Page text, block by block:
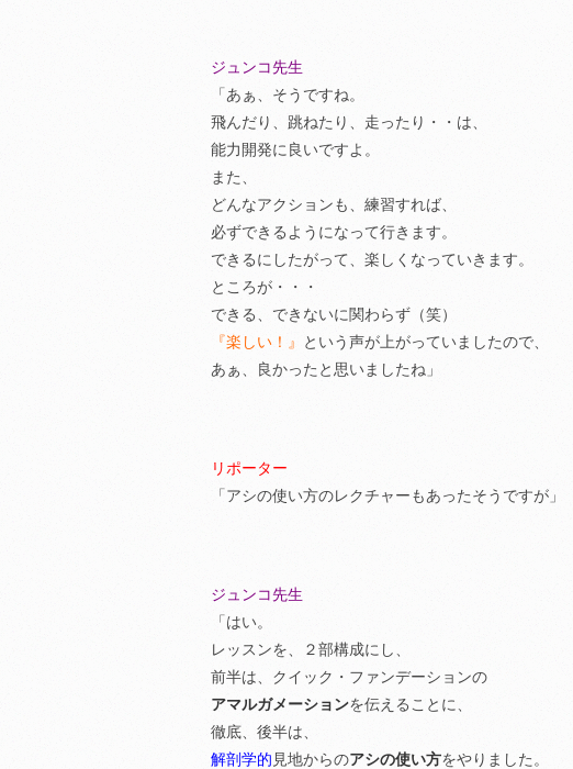
ジュンコ先生
「あぁ、そうですね。
飛んだり、跳ねたり、走ったり・・は、
能力開発に良いですよ。
また、
どんなアクションも、練習すれば、
必ずできるようになって行きます。
できるにしたがって、楽しくなっていきます。
ところが・・・
できる、できないに関わらず（笑）
『楽しい！』
という声が上がっていましたので、
あぁ、良かったと思いましたね」
リポーター
「アシの使い方のレクチャーもあったそうですが」
ジュンコ先生
「はい。
レッスンを、２部構成にし、
前半は、クイック・ファンデーションの
アマルガメーションを伝えることに、
徹底、後半は、
解剖学的 見地からのアシの使い方をやりました。